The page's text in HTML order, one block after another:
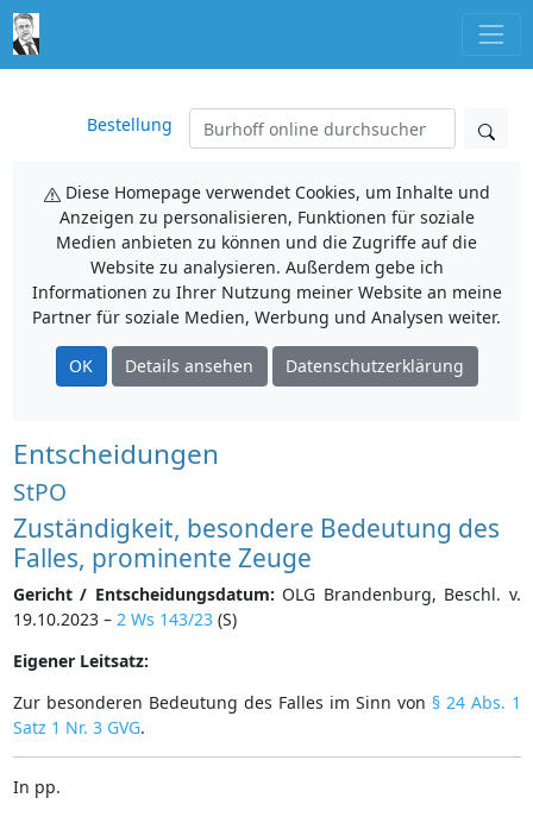
Bestellung
Diese Homepage verwendet Cookies, um Inhalte und
Anzeigen zu personalisieren, Funktionen für soziale
Medien anbieten zu können und die Zugriffe auf die
Website zu analysieren. Außerdem gebe ich
Informationen zu Ihrer Nutzung meiner Website an meine
Partner für soziale Medien, Werbung und Analysen weiter.
OK Details ansehen Datenschutzerklärung
Entscheidungen
StPO
Zuständigkeit, besondere Bedeutung des
Falles, prominente Zeuge
Gericht / Entscheidungsdatum: OLG Brandenburg, Beschl. v.
19.10.2023 – 2 Ws 143/23(S)
Eigener Leitsatz:
Zur besonderen Bedeutung des Falles im Sinn von § 24 Abs. 1
Satz 1 Nr. 3 GVG.
In pp.